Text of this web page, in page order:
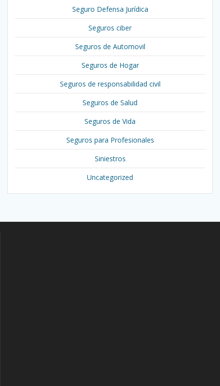
Seguro Defensa Jurídica
Seguros ciber
Seguros de Automovil
Seguros de Hogar
Seguros de responsabilidad civil
Seguros de Salud
Seguros de Vida
Seguros para Profesionales
Siniestros
Uncategorized